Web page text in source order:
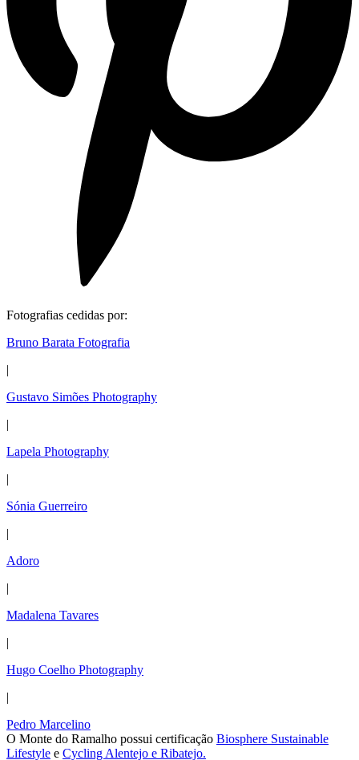
Fotografias cedidas por:
Bruno Barata Fotografia
|
Gustavo Simões Photography
|
Lapela Photography
|
Sónia Guerreiro
|
Adoro
|
Madalena Tavares
|
Hugo Coelho Photography
|
Pedro Marcelino
O Monte do Ramalho possui certificação Biosphere Sustainable
Lifestyle e Cycling Alentejo e Ribatejo.